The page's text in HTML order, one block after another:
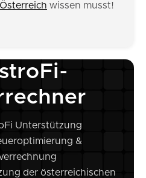
wissen musst!
Unterstützung
&
der österreichischen